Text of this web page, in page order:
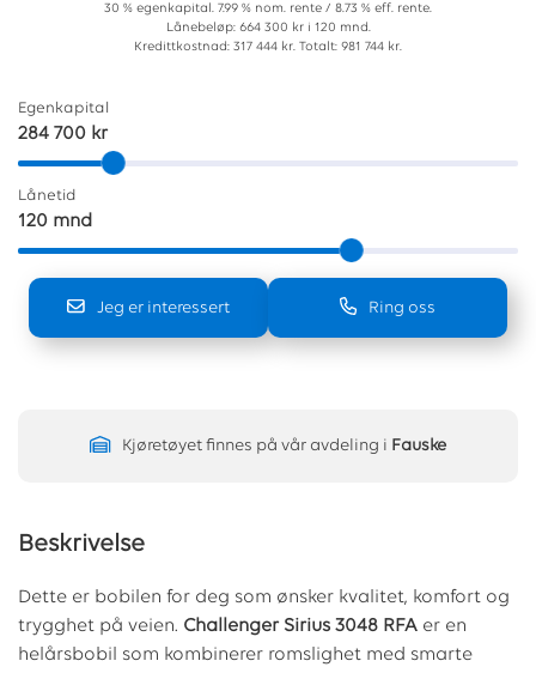
30 % egenkapital. 7.99 % nom. rente / 8.73 % eff. rente.
Lånebeløp: 664 300 kr i 120 mnd.
Kredittkostnad: 317 444 kr. Totalt: 981 744 kr.
Egenkapital
284 700 kr
Lånetid
120 mnd
Jeg er interessert Ring oss
Kjøretøyet finnes på vår avdeling i Fauske
Beskrivelse
Dette er bobilen for deg som ønsker kvalitet, komfort og
trygghet på veien. Challenger Sirius 3048 RFA er en
helårsbobil som kombinerer romslighet med smarte